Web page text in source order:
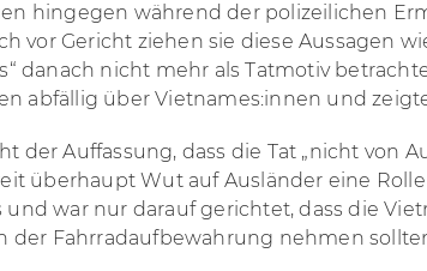
hingegen während der polizeilichen
vor Gericht ziehen sie diese Aussagen
danach nicht mehr als Tatmotiv
abfällig über Vietnames:innen und
der Auffassung, dass die Tat „nicht von
überhaupt Wut auf Ausländer eine
und war nur darauf gerichtet, dass die
der Fahrradaufbewahrung nehmen